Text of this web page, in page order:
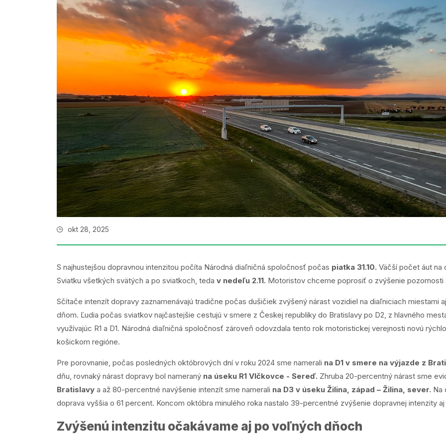
okt 28, 2025
S najhustejšou dopravnou intenzitou počíta Národná diaľničná spoločnosť počas piatka 31.10. Väčší počet áut na
Sviatku všetkých svätých a po sviatkoch, teda v nedeľu 2.11. Motoristov chceme poprosiť o zvýšenie pozornosti
Sčítače intenzít dopravy zaznamenávajú tradične počas dušičiek zvýšený nárast vozidiel na diaľniciach miestami
dňom. Ľudia počas sviatkov najčastejšie cestujú v smere z Českej republiky do Bratislavy po D2, z hlavného
využívajúc R1 a D1. Národná diaľničná spoločnosť zároveň odovzdala tento rok motoristickej verejnosti novú
košickom regióne.
Pre porovnanie, počas posledných októbrových dní v roku 2024 sme namerali na D1 v smere na výjazde z
dňu, rovnaký nárast dopravy bol nameraný na úseku R1 Vlčkovce - Sereď. Zhruba 20-percentný nárast sme
Bratislavy a až 80-percentné navýšenie intenzít sme namerali na D3 v úseku Žilina, západ – Žilina, sever. Na
doprava vyššia o 61 percent. Koncom októbra minulého roka nastalo 39-percentné zvýšenie dopravnej intenzity aj
Zvýšenú intenzitu očakávame aj po voľných dňoch